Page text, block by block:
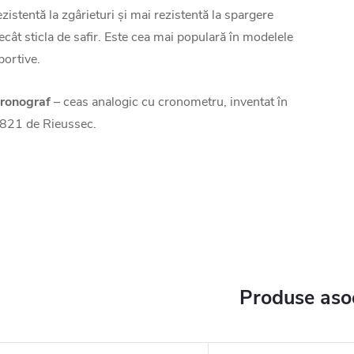
la zgârieturi și mai rezistentă la spargere
sticla de safir. Este cea mai populară în modelele
– ceas analogic cu cronometru, inventat în
de Rieussec.
Produse